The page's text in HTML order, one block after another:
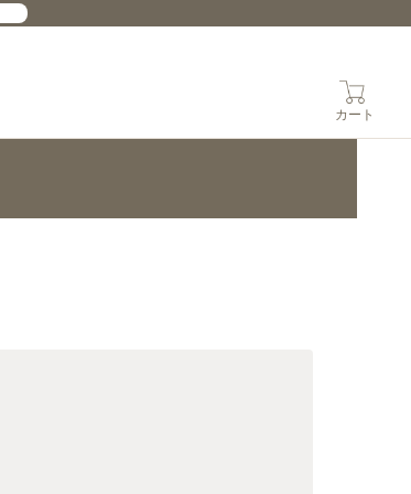
カート